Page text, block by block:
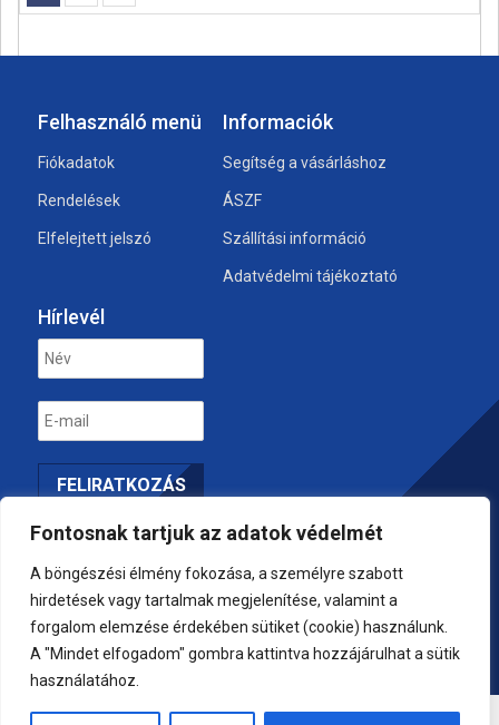
Fontosnak tartjuk az adatok védelmét
A böngészési élmény fokozása, a személyre szabott
hirdetések vagy tartalmak megjelenítése, valamint a
forgalom elemzése érdekében sütiket (cookie) használunk.
A "Mindet elfogadom" gombra kattintva hozzájárulhat a sütik
használatához.
Felhasználó menü
Fiókadatok
Rendelések
Elfelejtett jelszó
Informaciók
Segítség a vásárláshoz
ÁSZF
Szállítási információ
Adatvédelmi tájékoztató
Hírlevél
Biztonságos fizetés